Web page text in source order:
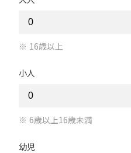
16歳以上
小人
6歳以上16歳未満
幼児